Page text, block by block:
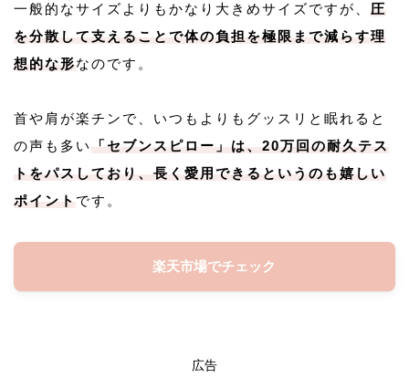
一般的なサイズよりもかなり大きめサイズですが、 圧
を分散して支えることで体の負担を極限まで減らす理
想的な形なのです。
首や肩が楽チンで、いつもよりもグッスリと眠れると
の声も多い
「セブンスピロー」は、20万回の耐久テス
トをパスしており、長く愛用できるというのも嬉しい
ポイント です。
楽天市場でチェック
広告